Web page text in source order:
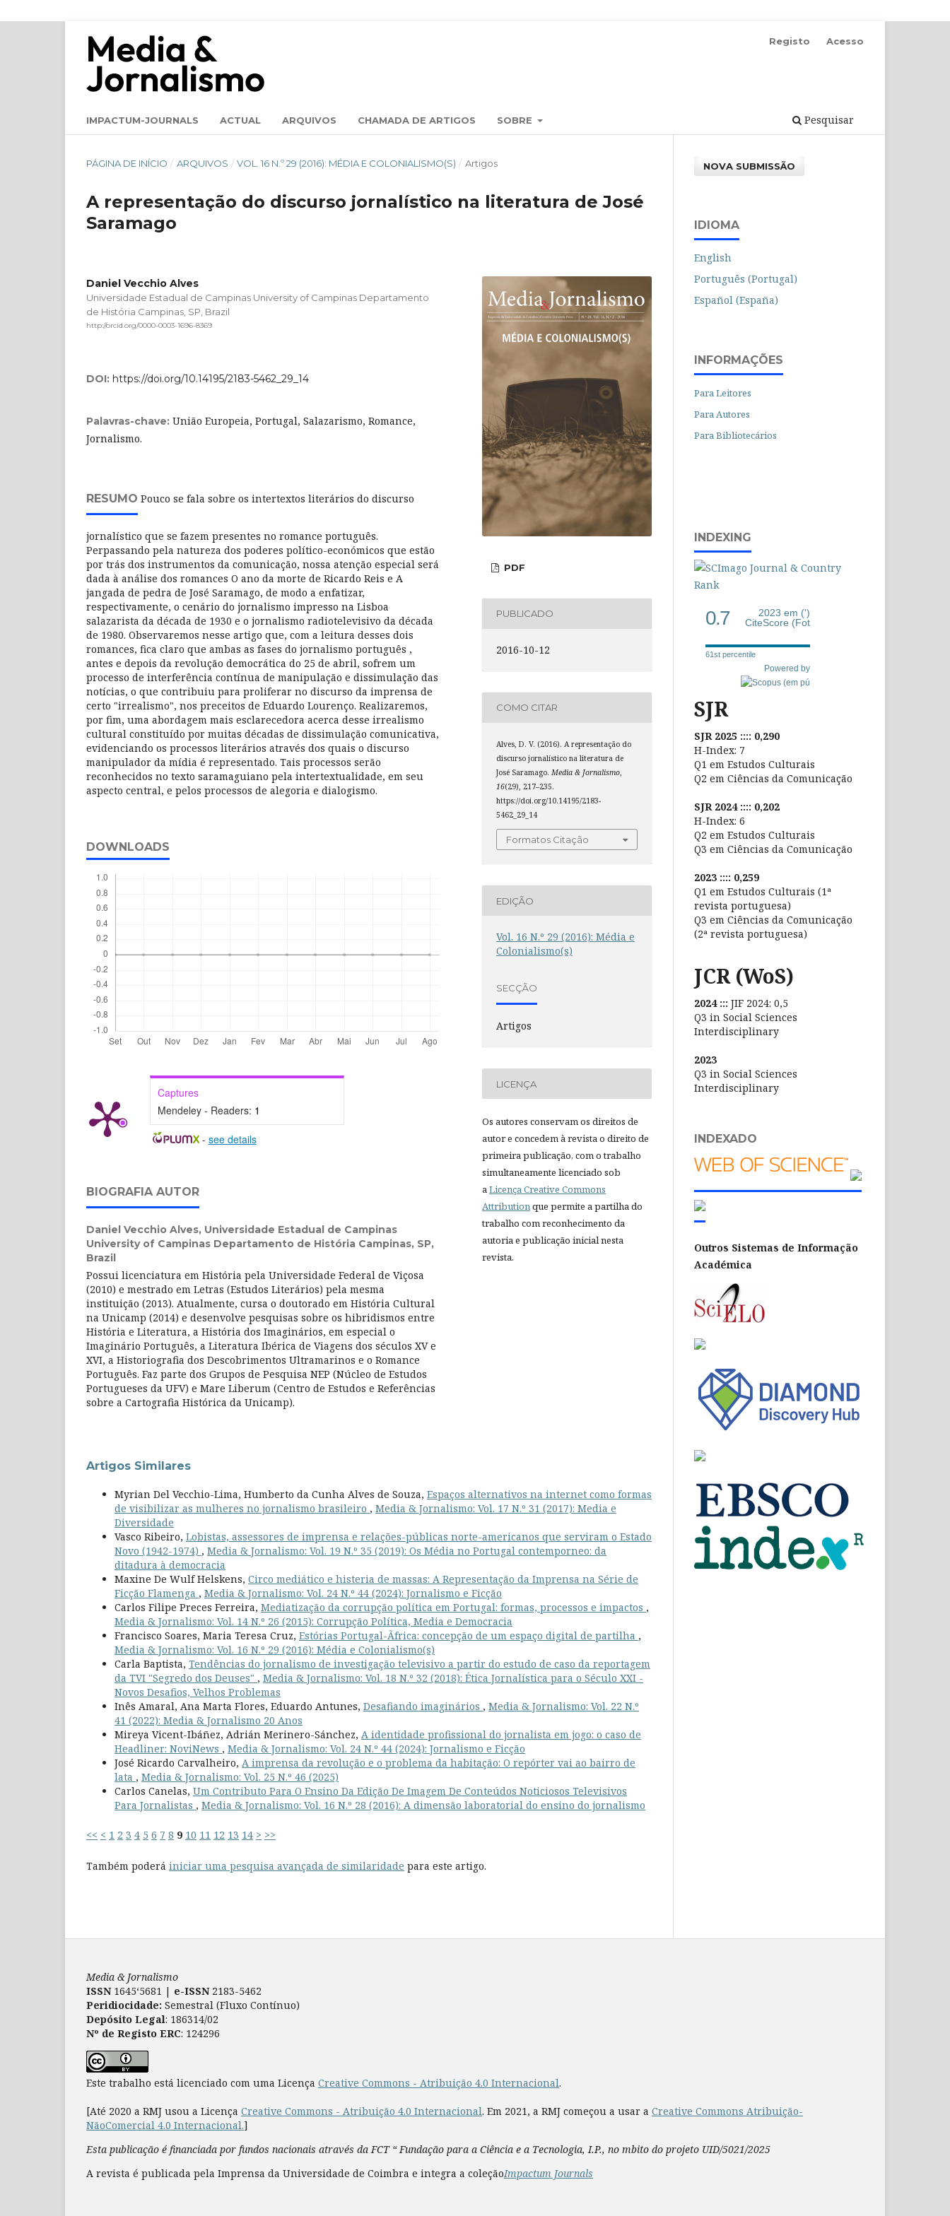
IMPACTUM-JOURNALS ACTUAL ARQUIVOS CHAMADA DE ARTIGOS SOBRE Pesquisar
Registo Acesso
PÁGINA DE INÍCIO / ARQUIVOS / VOL. 16 N.º 29 (2016): MÉDIA E COLONIALISMO(S) / Artigos
A representação do discurso jornalístico na literatura de José
Saramago
Daniel Vecchio Alves
Universidade Estadual de Campinas University of Campinas Departamento
de História Campinas, SP, Brazil
http://orcid.org/0000-0003-1696-8369
DOI: https://doi.org/10.14195/2183-5462_29_14
Palavras-chave: União Europeia, Portugal, Salazarismo, Romance,
Jornalismo.
RESUMO Pouco se fala sobre os intertextos literários do discurso
jornalístico que se fazem presentes no romance português.
Perpassando pela natureza dos poderes político-económicos que estão
por trás dos instrumentos da comunicação, nossa atenção especial será
dada à análise dos romances O ano da morte de Ricardo Reis e A
jangada de pedra de José Saramago, de modo a enfatizar,
respectivamente, o cenário do jornalismo impresso na Lisboa
salazarista da década de 1930 e o jornalismo radiotelevisivo da década
de 1980. Observaremos nesse artigo que, com a leitura desses dois
romances, fica claro que ambas as fases do jornalismo português ,
antes e depois da revolução democrática do 25 de abril, sofrem um
processo de interferência contínua de manipulação e dissimulação das
notícias, o que contribuiu para proliferar no discurso da imprensa de
certo "irrealismo", nos preceitos de Eduardo Lourenço. Realizaremos,
por fim, uma abordagem mais esclarecedora acerca desse irrealismo
cultural constituído por muitas décadas de dissimulação comunicativa,
evidenciando os processos literários através dos quais o discurso
manipulador da mídia é representado. Tais processos serão
reconhecidos no texto saramaguiano pela intertextualidade, em seu
aspecto central, e pelos processos de alegoria e dialogismo.
DOWNLOADS
Captures
Mendeley - Readers: 1
- see details
BIOGRAFIA AUTOR
Daniel Vecchio Alves, Universidade Estadual de Campinas
University of Campinas Departamento de História Campinas, SP,
Brazil
Possui licenciatura em História pela Universidade Federal de Viçosa
(2010) e mestrado em Letras (Estudos Literários) pela mesma
instituição (2013). Atualmente, cursa o doutorado em História Cultural
na Unicamp (2014) e desenvolve pesquisas sobre os hibridismos entre
História e Literatura, a História dos Imaginários, em especial o
Imaginário Português, a Literatura Ibérica de Viagens dos séculos XV e
XVI, a Historiografia dos Descobrimentos Ultramarinos e o Romance
Português. Faz parte dos Grupos de Pesquisa NEP (Núcleo de Estudos
Portugueses da UFV) e Mare Liberum (Centro de Estudos e Referências
sobre a Cartografia Histórica da Unicamp).
PDF
PUBLICADO
2016-10-12
COMO CITAR
Alves, D. V. (2016). A representação do
discurso jornalístico na literatura de
José Saramago. Media & Jornalismo
16(29), 217–235.
https://doi.org/10.14195/2183-
5462_29_14
Formatos Citação
EDIÇÃO
Vol. 16 N.º 29 (2016): Média e
Colonialismo(s)
SECÇÃO
Artigos
LICENÇA
Os autores conservam os direitos de
autor e concedem à revista o direito de
primeira publicação, com o trabalho
simultaneamente licenciado sob
aLicença Creative Commons
Attributionque permite a partilha do
trabalho com reconhecimento da
autoria e publicação inicial nesta
revista.
Artigos Similares
Myrian Del Vecchio-Lima, Humberto da Cunha Alves de Souza, Espaços alternativos na internet como formas
de visibilizar as mulheres no jornalismo brasileiro , Media & Jornalismo: Vol. 17 N.º 31 (2017): Media e
Diversidade
Vasco Ribeiro, Lobistas, assessores de imprensa e relações-públicas norte-americanos que serviram o Estado
Novo (1942-1974) , Media & Jornalismo: Vol. 19 N.º 35 (2019): Os Média no Portugal contemporneo: da
ditadura à democracia
Maxine De Wulf Helskens, Circo mediático e histeria de massas: A Representação da Imprensa na Série de
Ficção Flamenga , Media & Jornalismo: Vol. 24 N.º 44 (2024): Jornalismo e Ficção
Carlos Filipe Preces Ferreira, Mediatização da corrupção política em Portugal: formas, processos e impactos ,
Media & Jornalismo: Vol. 14 N.º 26 (2015): Corrupção Política, Media e Democracia
Francisco Soares, Maria Teresa Cruz, Estórias Portugal-Ãfrica: concepção de um espaço digital de partilha ,
Media & Jornalismo: Vol. 16 N.º 29 (2016): Média e Colonialismo(s)
Carla Baptista, Tendências do jornalismo de investigação televisivo a partir do estudo de caso da reportagem
da TVI "Segredo dos Deuses" , Media & Jornalismo: Vol. 18 N.º 32 (2018): Ética Jornalística para o Século XXI -
Novos Desafios, Velhos Problemas
Inês Amaral, Ana Marta Flores, Eduardo Antunes, Desafiando imaginários , Media & Jornalismo: Vol. 22 N.º
41 (2022): Media & Jornalismo 20 Anos
Mireya Vicent-Ibáñez, Adrián Merinero-Sánchez, A identidade profissional do jornalista em jogo: o caso de
Headliner: NoviNews , Media & Jornalismo: Vol. 24 N.º 44 (2024): Jornalismo e Ficção
José Ricardo Carvalheiro, A imprensa da revolução e o problema da habitação: O repórter vai ao bairro de
lata , Media & Jornalismo: Vol. 25 N.º 46 (2025)
Carlos Canelas, Um Contributo Para O Ensino Da Edição De Imagem De Conteúdos Noticiosos Televisivos
Para Jornalistas , Media & Jornalismo: Vol. 16 N.º 28 (2016): A dimensão laboratorial do ensino do jornalismo
<< < 1 2 3 4 5 6 7 8 9 10 11 12 13 14 > >>
Também poderá iniciar uma pesquisa avançada de similaridade para este artigo.
NOVA SUBMISSÃO
IDIOMA
English
Português (Portugal)
Español (España)
INFORMAÇÕES
Para Leitores
Para Autores
Para Bibliotecários
INDEXING
0.7
2023 em (')
CiteScore (Fot
61st percentile
Powered by
SJR
SJR 2025 :::: 0,290
H-Index: 7
Q1 em Estudos Culturais
Q2 em Ciências da Comunicação
SJR 2024 :::: 0,202
H-Index: 6
Q2 em Estudos Culturais
Q3 em Ciências da Comunicação
2023 :::: 0,259
Q1 em Estudos Culturais (1ª
revista portuguesa)
Q3 em Ciências da Comunicação
(2ª revista portuguesa)
JCR (WoS)
2024 ::: JIF 2024: 0,5
Q3 in Social Sciences
Interdisciplinary
2023
Q3 in Social Sciences
Interdisciplinary
INDEXADO
Outros Sistemas de Informação
Académica
Media & Jornalismo
ISSN 1645‘5681 | e-ISSN2183-5462
Peridiocidade: Semestral (Fluxo Contínuo)
Depósito Legal: 186314/02
Nº de Registo ERC: 124296
Este trabalho está licenciado com uma Licença Creative Commons - Atribuição 4.0 Internacional.
[Até 2020 a RMJ usou a Licença Creative Commons - Atribuição 4.0 Internacional. Em 2021, a RMJ começou a usar a Creative Commons Atribuição-
NãoComercial 4.0 Internacional.]
Esta publicação é financiada por fundos nacionais através da FCT “ Fundação para a Ciência e a Tecnologia, I.P., no mbito do projeto UID/5021/2025
A revista é publicada pela Imprensa da Universidade de Coimbra e integra a coleçãoImpactum Journals